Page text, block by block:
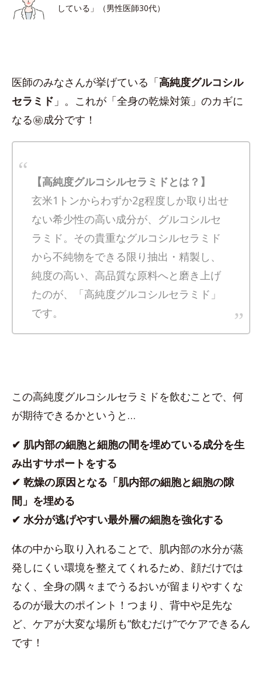
している」（男性医師30代）
医師のみなさんが挙げている「高純度グルコシル
セラミド 」。これが「全身の乾燥対策」のカギに
なる㊙︎成分です！
【高純度グルコシルセラミドとは？】
玄米1トンからわずか2g程度しか取り出せ
ない希少性の高い成分が、グルコシルセ
ラミド。その貴重なグルコシルセラミド
から不純物をできる限り抽出・精製し、
純度の高い、高品質な原料へと磨き上げ
たのが、「高純度グルコシルセラミド」
です。
この高純度グルコシルセラミドを飲むことで、何
が期待できるかというと…
✔︎ 肌内部の細胞と細胞の間を埋めている成分を生
み出すサポートをする
✔︎ 乾燥の原因となる「肌内部の細胞と細胞の隙
間」を埋める
✔︎ 水分が逃げやすい最外層の細胞を強化する
体の中から取り入れることで、肌内部の水分が蒸
発しにくい環境を整えてくれるため、顔だけでは
なく、全身の隅々までうるおいが留まりやすくな
るのが最大のポイント！つまり、背中や足先な
ど、ケアが大変な場所も“飲むだけ”でケアできるん
です！